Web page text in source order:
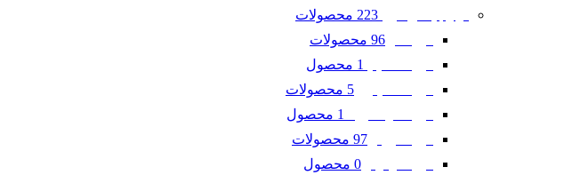
223 محصولات
96 محصولات
1 محصول
5 محصولات
1 محصول
97 محصولات
0 محصول